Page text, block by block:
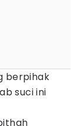
berpihak
suci ini